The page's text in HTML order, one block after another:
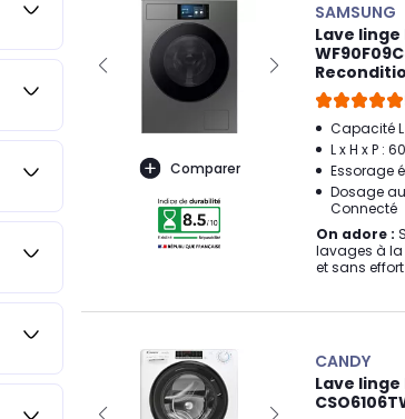
Comparer
SAMSUNG
Lave linge
Capacité
L x H x P :
Essorage
Dosage
Connecté
On adore :
lavages à la
et sans effort
CANDY
Lave linge